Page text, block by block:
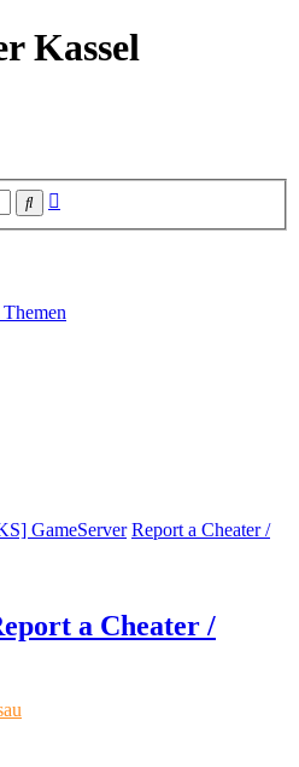
Kassel
Suche
GameServer Report a Cheater /
a Cheater /